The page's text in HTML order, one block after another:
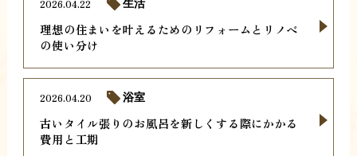
理想の住まいを叶えるためのリフォームとリノベ
の使い分け
2026.04.22 生活
古いタイル張りのお風呂を新しくする際にかかる
費用と工期
2026.04.20 浴室